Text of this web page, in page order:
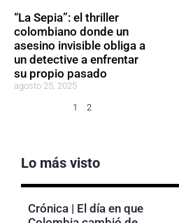
“La Sepia”: el thriller
colombiano donde un
asesino invisible obliga a
un detective a enfrentar
su propio pasado
agosto 25, 2025
1 2
Lo más visto
Crónica | El día en que